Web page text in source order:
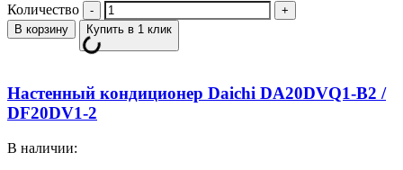
Количество
В корзину Купить в 1 клик
Настенный кондиционер Daichi DA20DVQ1-B2 /
DF20DV1-2
В наличии: